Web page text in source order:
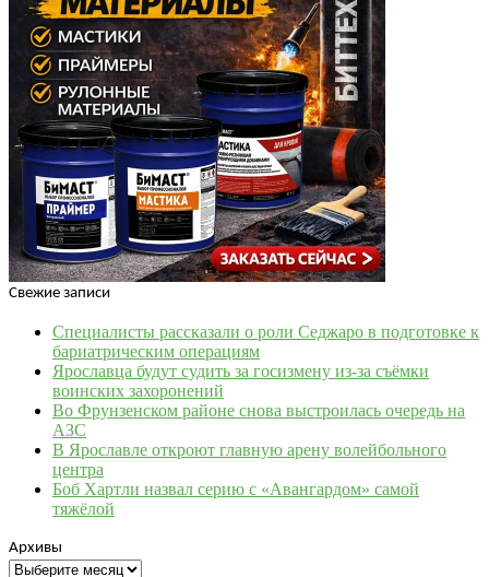
Свежие записи
Специалисты рассказали о роли Седжаро в подготовке к
бариатрическим операциям
Ярославца будут судить за госизмену из‑за съёмки
воинских захоронений
Во Фрунзенском районе снова выстроилась очередь на
АЗС
В Ярославле откроют главную арену волейбольного
центра
Боб Хартли назвал серию с «Авангардом» самой
тяжёлой
Архивы
Архивы